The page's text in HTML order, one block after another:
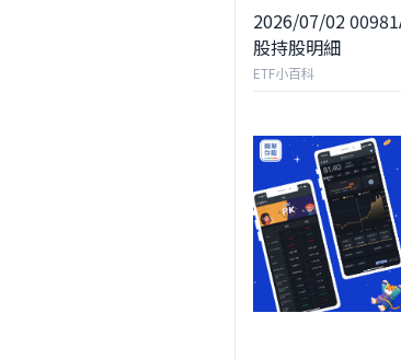
2026/07/02
股持股明細
ETF小百科